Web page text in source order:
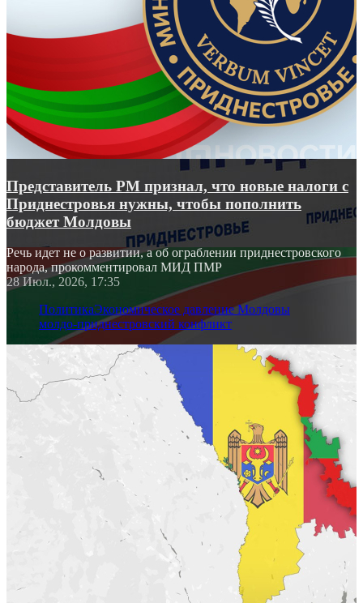
Представитель РМ признал, что новые налоги с
Приднестровья нужны, чтобы пополнить
бюджет Молдовы
Речь идет не о развитии, а об ограблении приднестровского
народа, прокомментировал МИД ПМР
28 Июл., 2026, 17:35
ПолитикаЭкономическое давление Молдовы
молдо-приднестровский конфликт